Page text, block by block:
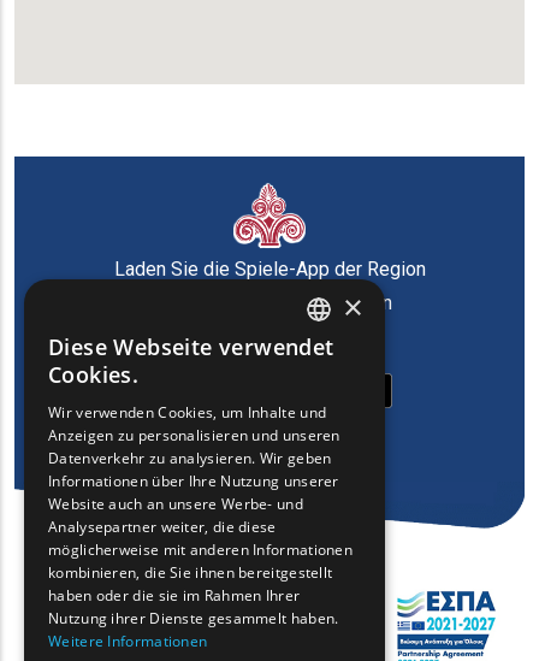
Laden Sie die Spiele-App der Region
Ostmazedonien und Thrakien
ENGLISH
FRENCH
BULGARIAN
ROMANIAN
TURKISH
×
Diese Webseite verwendet
Cookies.
Wir verwenden Cookies, um Inhalte und
Anzeigen zu personalisieren und unseren
Datenverkehr zu analysieren. Wir geben
Informationen über Ihre Nutzung unserer
Website auch an unsere Werbe- und
Analysepartner weiter, die diese
möglicherweise mit anderen Informationen
kombinieren, die Sie ihnen bereitgestellt
haben oder die sie im Rahmen Ihrer
Nutzung ihrer Dienste gesammelt haben.
Weitere Informationen